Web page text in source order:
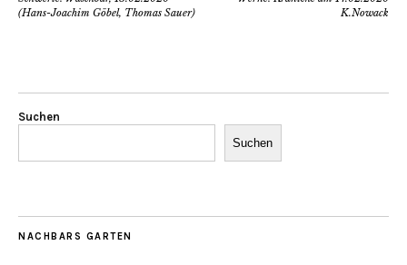
(Hans-Joachim Göbel, Thomas Sauer)
K.Nowack
Suchen
Suchen
NACHBARS GARTEN